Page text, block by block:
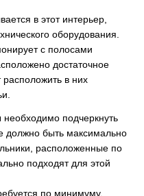
в этот интерьер,
оборудования.
с полосами
достаточное
расположить в них
подчеркнуть
быть максимально
расположенные по
подходят для этой
по минимуму.